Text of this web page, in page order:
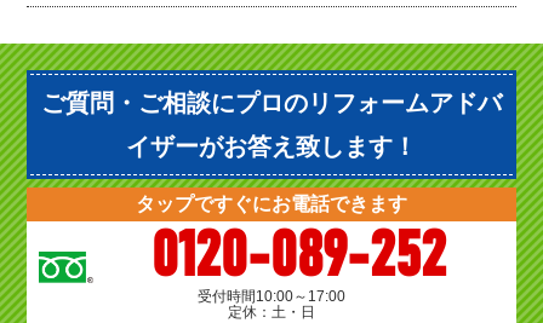
ご質問・ご相談にプロのリフォームアドバ
イザーがお答え致します！
タップですぐにお電話できます
0120-089-252
受付時間 10:00～17:00
定休：土・日